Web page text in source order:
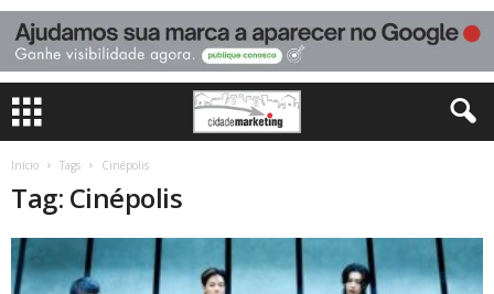
Início Tags Cinépolis
Tag: Cinépolis